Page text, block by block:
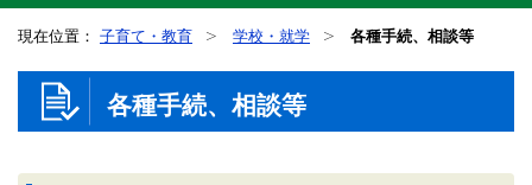
現在位置： 子育て・教育 学校・就学 各種手続、相談等
各種手続、相談等